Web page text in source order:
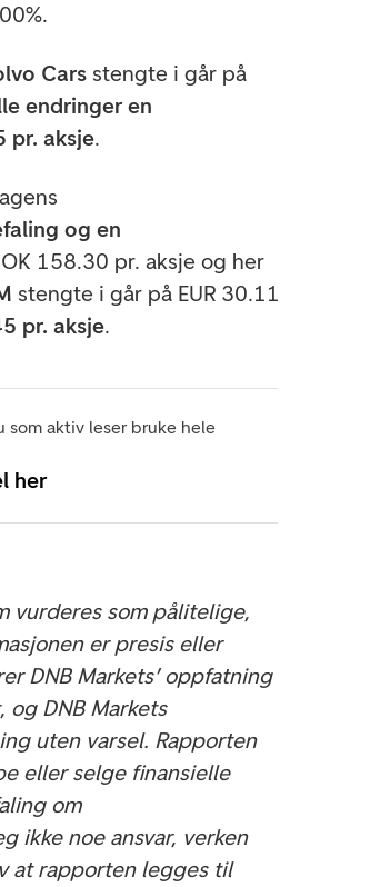
Cars stengte i går på
endringer en
pr. aksje.
og en
158.30 pr. aksje og her
stengte i går på EUR 30.11
pr. aksje.
som aktiv leser bruke hele
her
vurderes som pålitelige,
er presis eller
DNB Markets’ oppfatning
DNB Markets
uten varsel. Rapporten
eller selge finansielle
om
ikke noe ansvar, verken
at rapporten legges til